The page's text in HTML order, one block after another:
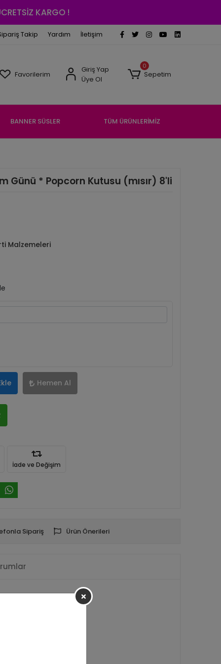
KARGO !
Takip Yardım İletişim
Favorilerim
Giriş Yap
Üye Ol
0
Sepetim
BANNER SÜSLER TÜM ÜRÜNLERİMİZ
Günü * Popcorn Kutusu (mısır) 8'li
Malzemeleri
Hemen Al
İade ve Değişim
Sipariş Ürün Önerileri